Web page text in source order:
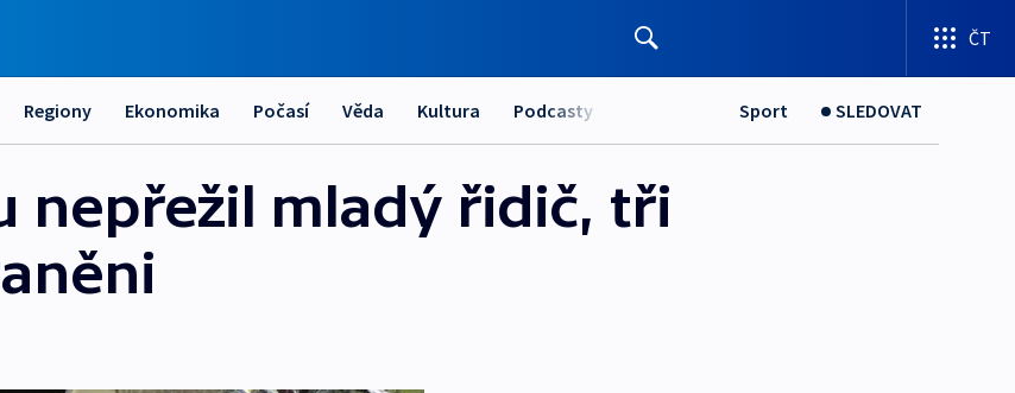
ČT
Regiony Ekonomika Počasí Věda Kultura Podcasty Sport SLEDOVAT
nepřežil mladý řidič, tři